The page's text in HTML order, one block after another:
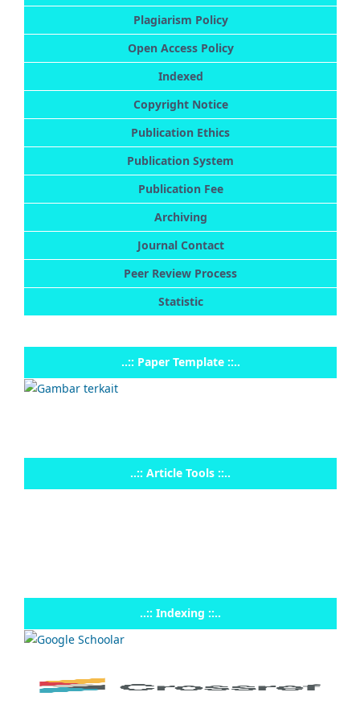
Plagiarism Policy
Open Access Policy
Indexed
Copyright Notice
Publication Ethics
Publication System
Publication Fee
Archiving
Journal Contact
Peer Review Process
Statistic
..:: Paper Template ::..
..:: Article Tools ::..
..:: Indexing ::..